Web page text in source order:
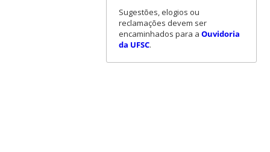
Sugestões, elogios ou
reclamações devem ser
encaminhados para a Ouvidoria
da UFSC.